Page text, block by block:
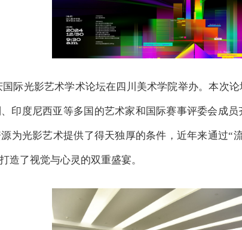
国际光影艺术学术论坛在四川美术学院举办。本次
印度尼西亚等多国的艺术家和国际赛事评委会成
为光影艺术提供了得天独厚的条件，近年来通过“
造了视觉与心灵的双重盛宴。